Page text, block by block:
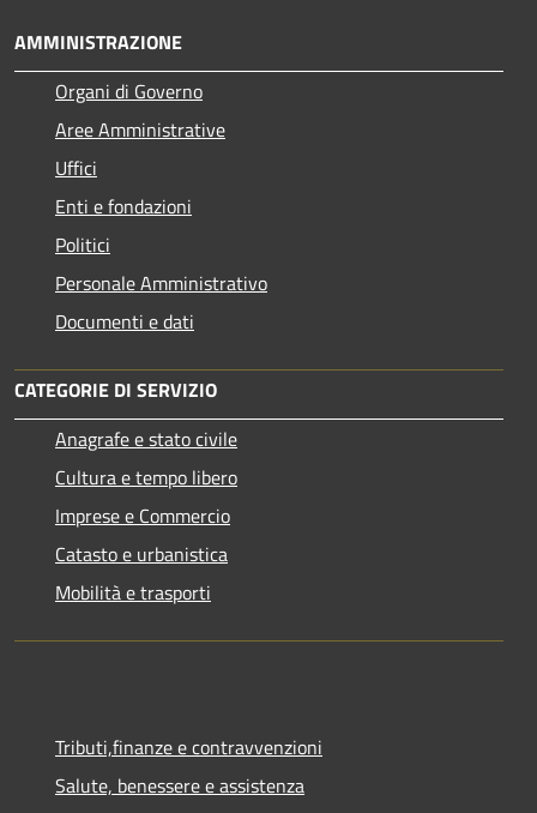
AMMINISTRAZIONE
Organi di Governo
Aree Amministrative
Uffici
Enti e fondazioni
Politici
Personale Amministrativo
Documenti e dati
CATEGORIE DI SERVIZIO
Anagrafe e stato civile
Cultura e tempo libero
Imprese e Commercio
Catasto e urbanistica
Mobilità e trasporti
Tributi,finanze e contravvenzioni
Salute, benessere e assistenza